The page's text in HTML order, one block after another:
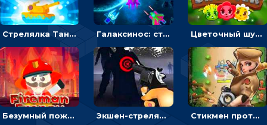
Стрелялка Танковые войны: бить по танку врага, чтобы уничтожить зло Галаксинос: стрелялка в космосе по врагам Цветочный шутер: стрелять пчелками по цветам
Безумный пожарный: направлять шланг, чтобы тушить горящие бревна Экшен-стрелялка по зомби: целиться и попадать в бегущих монстров Стикмен против Зомби: стрелять в зомби и развивать воина